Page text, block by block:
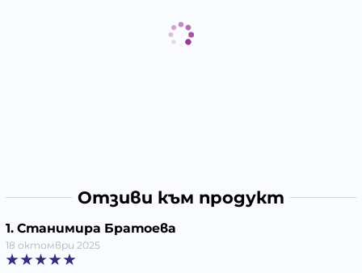
Отзиви към продукт
1. Станимира Братоева
18 октомври 2025